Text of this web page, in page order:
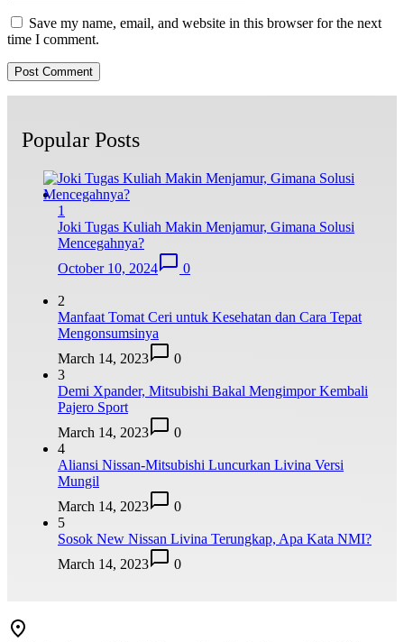
Save my name, email, and website in this browser for the next
time I comment.
Popular Posts
1
Joki Tugas Kuliah Makin Menjamur, Gimana Solusi
Mencegahnya?
October 10, 2024
0
2
Manfaat Tomat Ceri untuk Kesehatan dan Cara Tepat
Mengonsumsinya
March 14, 2023
0
3
Demi Xpander, Mitsubishi Bakal Mengimpor Kembali
Pajero Sport
March 14, 2023
0
4
Aliansi Nissan-Mitsubishi Luncurkan Livina Versi
Mungil
March 14, 2023
0
5
Sosok New Nissan Livina Terungkap, Apa Kata NMI?
March 14, 2023
0